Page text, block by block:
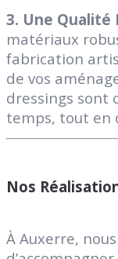
3. Une Qualité
matériaux
fabrication
de vos
dressings sont
temps, tout en
Nos
À Auxerre,